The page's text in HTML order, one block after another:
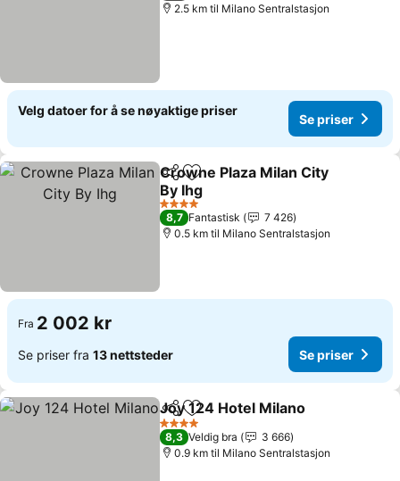
2.5 km til Milano Sentralstasjon
Velg datoer for å se nøyaktige priser
Se priser
Del Legg til i favoritter
Crowne Plaza Milan City
By Ihg
Se priser
4 Stjerner
8,7 Fantastisk
7 426
0.5 km til Milano Sentralstasjon
Fra 2 002 kr
Se priser fra 13 nettsteder Se priser
Del Legg til i favoritter
Joy 124 Hotel Milano
4 Stjerner
8,3 Veldig bra
3 666
0.9 km til Milano Sentralstasjon